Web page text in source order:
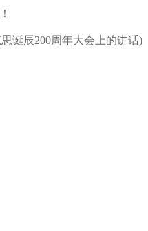
诞辰200周年大会上的讲话)